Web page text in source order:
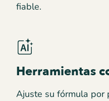
fiable.
Herramientas
Ajuste su fórmula por